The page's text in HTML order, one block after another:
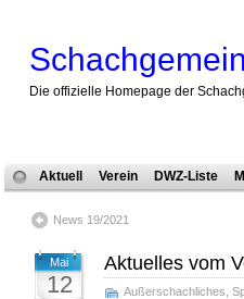
Die offizielle Homepage der
Aktuell Verein DWZ-Liste
News 19/2021
Mai
12
Aktuelles vom
Außerschachliches